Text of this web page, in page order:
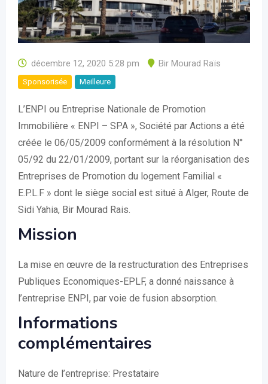
décembre 12, 2020 5:28 pm Bir Mourad Raïs
Sponsorisée Meilleure
L’ENPI ou Entreprise Nationale de Promotion
Immobilière « ENPI – SPA », Société par Actions a été
créée le 06/05/2009 conformément à la résolution N°
05/92 du 22/01/2009, portant sur la réorganisation des
Entreprises de Promotion du logement Familial «
E.P.L.F » dont le siège social est situé à Alger, Route de
Sidi Yahia, Bir Mourad Rais.
Mission
La mise en œuvre de la restructuration des Entreprises
Publiques Economiques-EPLF, a donné naissance à
l’entreprise ENPI, par voie de fusion absorption.
Informations
complémentaires
Nature de l’entreprise: Prestataire